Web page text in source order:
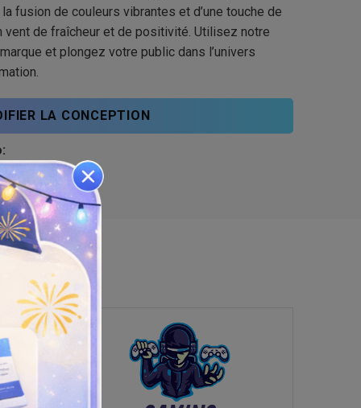
fusion de couleurs vibrantes et d’une touche de
vent de fraîcheur et de positivité. Utilisez notre
et plongez votre public dans l’univers
LA CONCEPTION